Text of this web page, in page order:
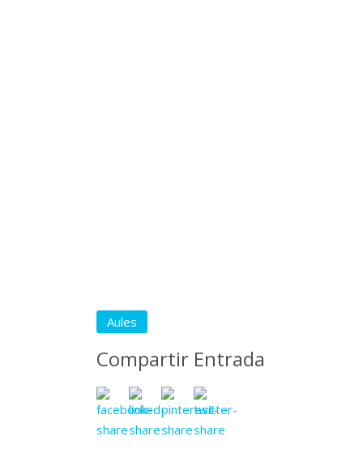
Aules
Compartir Entrada